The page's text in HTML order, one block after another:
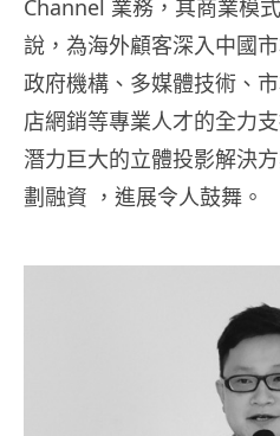
Channel 業務，其商業模
說，為海外顧客深入中國
政府機構、多媒體技術、
店網銷等專業人才的全力
潛力巨大的立體投影解決
劃融資 ，進展令人鼓舞。